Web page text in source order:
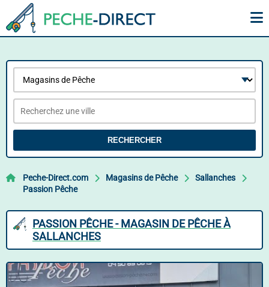
RECHERCHER
Peche-Direct.com Magasins de Pêche
Sallanches
Passion Pêche
PASSION PÊCHE - MAGASIN DE PÊCHE À
SALLANCHES